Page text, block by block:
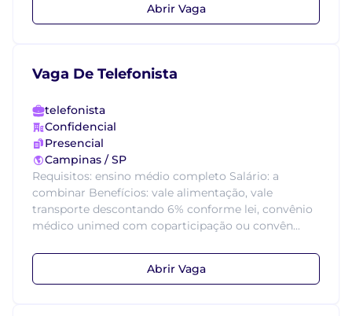
Abrir Vaga
Vaga De Telefonista
telefonista
Confidencial
Presencial
Campinas / SP
Requisitos: ensino médio completo Salário: a
combinar Benefícios: vale alimentação, vale
transporte descontando 6% conforme lei, convênio
médico unimed com coparticipação ou convên...
Abrir Vaga